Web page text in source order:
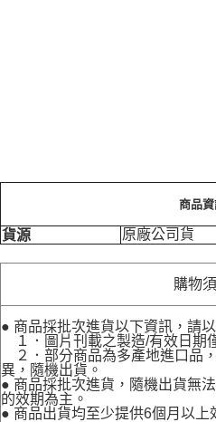
商品
貨源 原廠公司貨
購物
● 商品採批次進貨以下資訊，請
１．圖片刊載之製造/有效日期
２．部分商品為多產地進口品
異，隨機出貨。
● 商品採批次進貨，隨機出貨無
的效期為主。
● 商品出貨均至少提供6個月以上